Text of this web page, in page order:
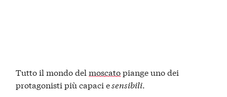
Tutto il mondo delmoscatopiange uno dei
protagonisti più capaci esensibili.